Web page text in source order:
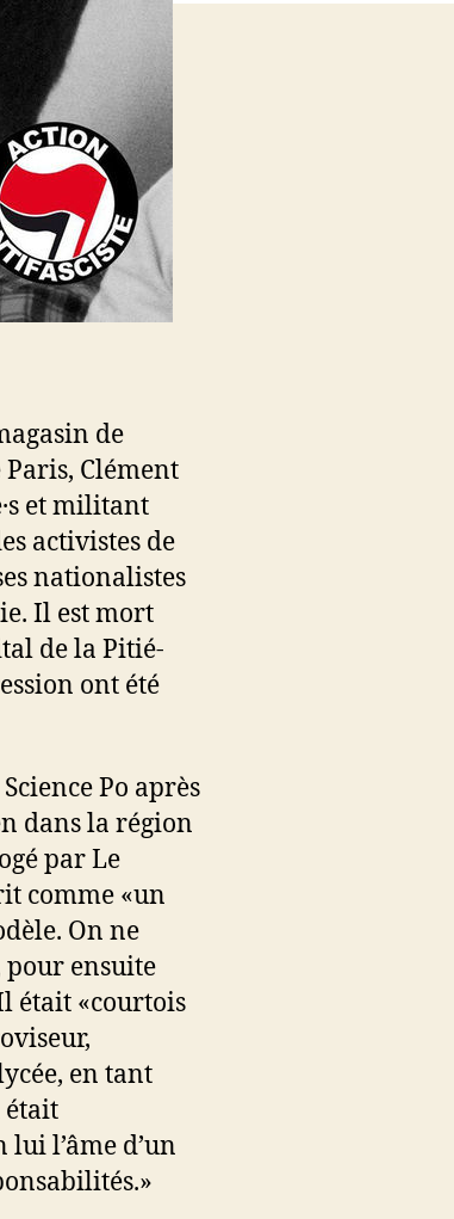
de
Clément
et militant
activistes de
nationalistes
Il est mort
de la Pitié-
ont été
Po après
dans la région
par Le
comme «un
On ne
pour ensuite
était «courtois
en tant
était
l’âme d’un